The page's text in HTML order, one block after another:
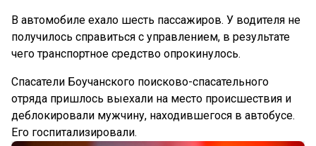
В автомобиле ехало шесть пассажиров. У водителя не
получилось справиться с управлением, в результате
чего транспортное средство опрокинулось.
Спасатели Боучанского поисково-спасательного
отряда пришлось выехали на место происшествия и
деблокировали мужчину, находившегося в автобусе.
Его госпитализировали.